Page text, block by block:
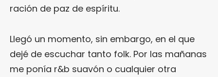
ración de paz de espíritu.
Llegó un momento, sin embargo, en el que
dejé de escuchar tanto folk. Por las mañanas
me ponía r&b suavón o cualquier otra